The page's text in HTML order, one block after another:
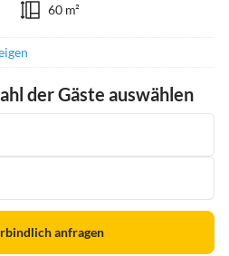
60 m²
der Gäste auswählen
anfragen